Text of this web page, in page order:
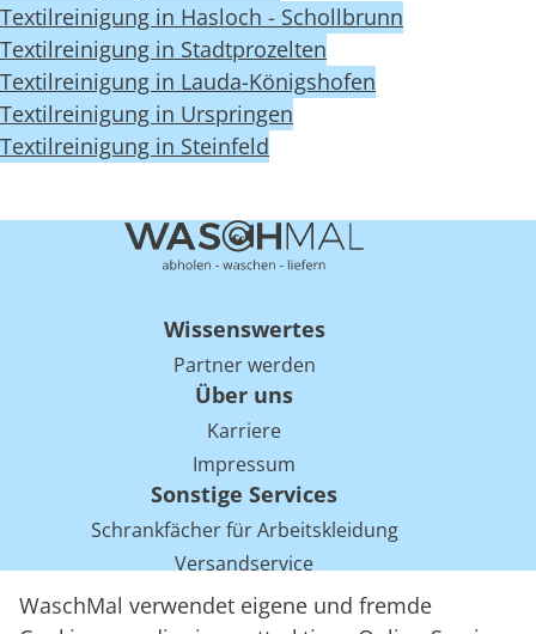
WaschMal verwendet eigene und fremde
Textilreinigung in Hasloch - Schollbrunn
Textilreinigung in Stadtprozelten
Textilreinigung in Lauda-Königshofen
Textilreinigung in Urspringen
Textilreinigung in Steinfeld
Wissenswertes
Partner werden
Über uns
Karriere
Impressum
Sonstige Services
Schrankfächer für Arbeitskleidung
Versandservice
Einsparpotentiale für Mietwäsche bei Arbeitskleidung